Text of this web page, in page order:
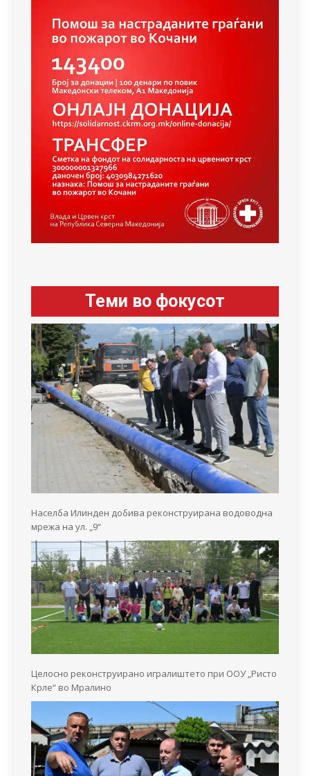
Теми во фокусот
Населба Илинден добива реконструирана водоводна
мрежа на ул. „9“
Целосно реконструирано игралиштето при ООУ „Ристо
Крле“ во Мралино